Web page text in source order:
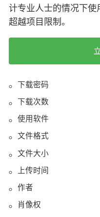
计专业人士的情况下使
超越项目限制。
下载密码
下载次数
使用软件
文件格式
文件大小
上传时间
作者
肖像权